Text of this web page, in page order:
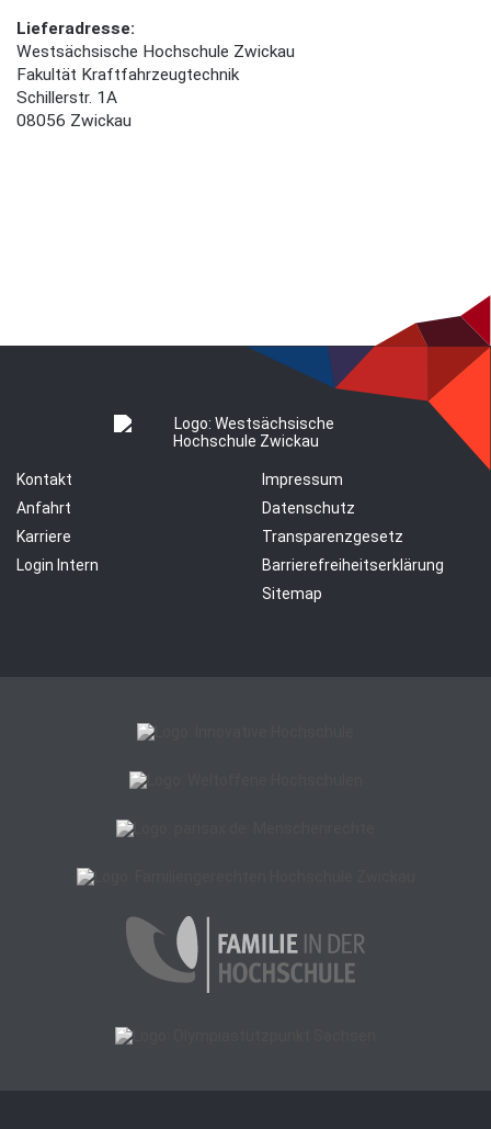
Lieferadresse:
Westsächsische Hochschule Zwickau
Fakultät Kraftfahrzeugtechnik
Schillerstr. 1A
08056 Zwickau
Kontakt
Anfahrt
Karriere
Login Intern
Impressum
Datenschutz
Transparenzgesetz
Barrierefreiheitserklärung
Sitemap